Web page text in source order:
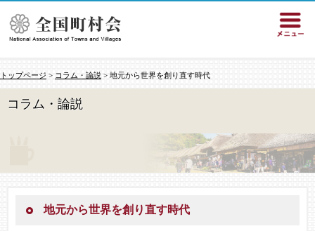
トップページ > コラム・論説 > 地元から世界を創り直す時代
コラム・論説
地元から世界を創り直す時代